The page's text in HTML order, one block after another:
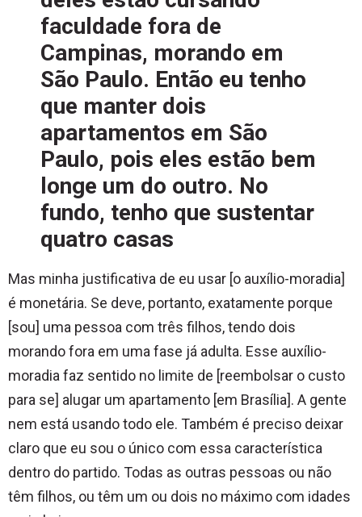
faculdade fora de
Campinas, morando em
São Paulo. Então eu tenho
que manter dois
apartamentos em São
Paulo, pois eles estão bem
longe um do outro. No
fundo, tenho que sustentar
quatro casas
Mas minha justificativa de eu usar [o auxílio-moradia]
é monetária. Se deve, portanto, exatamente porque
[sou] uma pessoa com três filhos, tendo dois
morando fora em uma fase já adulta. Esse auxílio-
moradia faz sentido no limite de [reembolsar o custo
para se] alugar um apartamento [em Brasília]. A gente
nem está usando todo ele. Também é preciso deixar
claro que eu sou o único com essa característica
dentro do partido. Todas as outras pessoas ou não
têm filhos, ou têm um ou dois no máximo com idades